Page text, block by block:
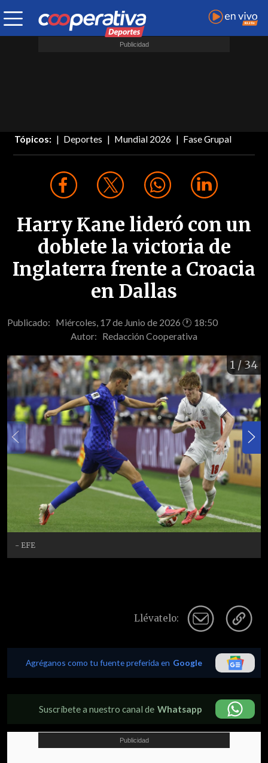
Tópicos: Deportes Mundial 2026 Fase Grupal
Harry Kane lideró con un
doblete la victoria de
Inglaterra frente a Croacia
en Dallas
Publicado: Miércoles, 17 de Junio de 2026 🕐 18:50
Autor: Redacción Cooperativa
1 / 34
- EFE
Llévatelo:
Agréganos como tu fuente preferida en Google
Suscríbete a nuestro canal de Whatsapp